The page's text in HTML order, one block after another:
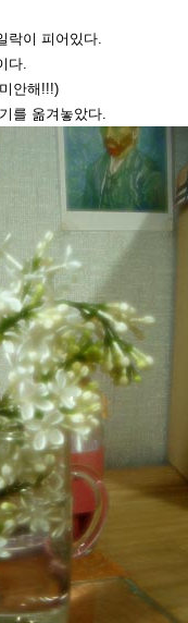
락이 피어있다.
다.
안해!!!)
를 옮겨놓았다.